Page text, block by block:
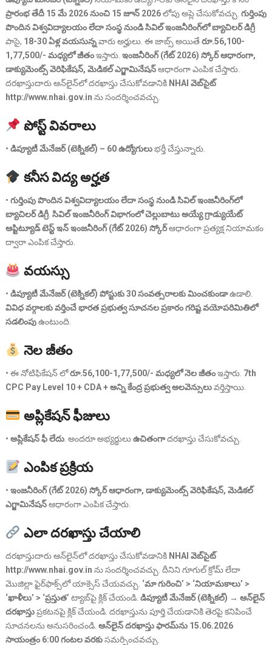
ప్రారంభ తేదీ 15 మే 2026 నుంచి 15 జూన్ 2026లోపు అప్లె చేసుకోవచ్చు. గుర్తింపు
పొందిన విశ్వవిద్యాలయం లేదా సంస్థ నుండి సివిల్ ఇంజనీరింగ్‌లో బ్యాచిలర్ డిగ్రీ
పాసై, 18-30 ఏళ్ల వయసున్నవారు అర్హులు. ఈ జాబ్స్ అయితేరూ.56,100-
1,77,500/- మధ్యలో జీతంఇస్తారు. ఇంజనీరింగ్ (గేట్ 2026) స్కోర్ ఆధారంగా,
డాక్యుమెంట్స్ వెరిఫికేషన్, మెడికల్ ఎగ్జామినేషన్ఆధారంగా ఎంపిక చేస్తారు.
దరఖాస్తుదారు ఆన్‌లైన్‌లో దరఖాస్తు చేసుకోవడానికి NHAI వెబ్‌సైట్
http://www.nhai.gov.in ను సందర్శించవచ్చు.
పోస్ట్ వివరాలు
• డిప్యూటీ మేనేజర్ (టెక్నికల్) – 60 ఉద్యోగులుభర్తీ చేస్తున్నారు.
కనీస విద్య అర్హత
• గుర్తింపు పొందిన విశ్వవిద్యాలయం లేదా సంస్థ నుండి సివిల్ ఇంజనీరింగ్‌లో
బ్యాచిలర్ డిగ్రీ. సివిల్ ఇంజనీరింగ్ విభాగంలో చెల్లుబాటు అయ్యే గ్రాడ్యుయేట్
ఆప్టిట్యూడ్ టెస్ట్ ఇన్ ఇంజనీరింగ్ (గేట్ 2026) స్కోర్ఆధారంగా ప్రత్యక్ష నియామకం
ద్వారా ఎంపిక చేస్తారు.
వయస్సు
• డిప్యూటీ మేనేజర్ (టెక్నికల్) పోస్టుకు 30 సంవత్సరాలకు మించకుండాఉడాలి.
వివిధ వర్గాలకు వర్తించే భారత ప్రభుత్వ సూచనల ప్రకారం గరిష్ట వయోపరిమితిలో
సడలింపుఉంటుంది.
నెల జీతం
• ఈ నోటిఫికేషన్ లోరూ.56,100-1,77,500/- మధ్యలో నెల జీతంఇస్తారు. 7th
CPC Pay Level 10 + CDA + అన్ని కేంద్ర ప్రభుత్వ అలవెన్సులువర్తిస్తాయి.
అప్లికేషన్ ఫీజులు
• అప్లికేషన్ ఫీ లేదు. అందరూ అభ్యర్థులుఉచితంగాదరఖాస్తు చేసుకోవచ్చు.
ఎంపిక ప్రక్రియ
• ఇంజనీరింగ్ (గేట్ 2026) స్కోర్ ఆధారంగా, డాక్యుమెంట్స్ వెరిఫికేషన్, మెడికల్
ఎగ్జామినేషన్ఆధారంగా ఎంపిక చేస్తారు.
ఎలా దరఖాస్తు చేయాలి
దరఖాస్తుదారు ఆన్‌లైన్‌లో దరఖాస్తు చేసుకోవడానికి NHAI వెబ్‌సైట్
http://www.nhai.gov.in ను సందర్శించవచ్చు. దీనిని గూగుల్ క్రోమ్ లేదా
మొజిల్లా ఫైర్‌ఫాక్స్‌లో యాక్సెస్ చేయవచ్చు. ‘మా గురించి’ > ‘నియామకాలు’ >
‘ఖాళీలు’ > ‘ప్రస్తుత’ ట్యాబ్‌పై క్లిక్ చేయండి. డిప్యూటీ మేనేజర్ (టెక్నికల్) → ఆన్‌లైన్
దరఖాస్తుప్రకటనపై క్లిక్ చేయండి. దరఖాస్తును పూర్తి చేయడానికి తెరపై కనిపించే
సూచనలను అనుసరించండి. ఆన్‌లైన్ దరఖాస్తు ఫారమ్‌ను 15.06.2026
సాయంత్రం 6:00 గంటల వరకుసమర్పించవచ్చు.